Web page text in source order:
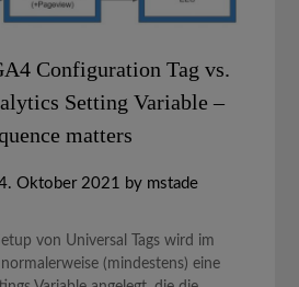
Configuration Tag vs.
Setting Variable –
matters
Oktober 2021 by mstade
von Universal Tags wird im
(mindestens) eine